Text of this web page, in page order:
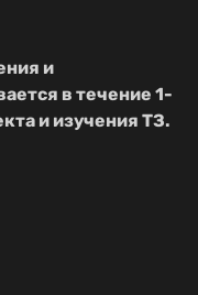
и
в течение 1-
и изучения ТЗ.